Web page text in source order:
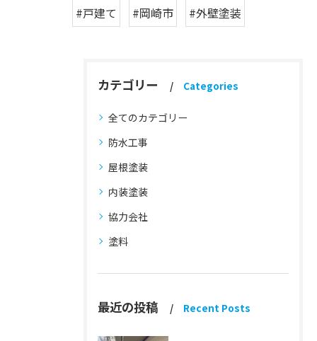
#戸建て #岡崎市 #外壁塗装
カテゴリー Categories
全てのカテゴリー
防水工事
屋根塗装
内装塗装
協力会社
塗料
最近の投稿 Recent Posts